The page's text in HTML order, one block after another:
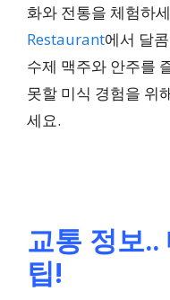
화와 전통을 체험하
Restaurant에서 달
수제 맥주와 안주를
못할 미식 경험을 위
세요.
교통 정보
팁!